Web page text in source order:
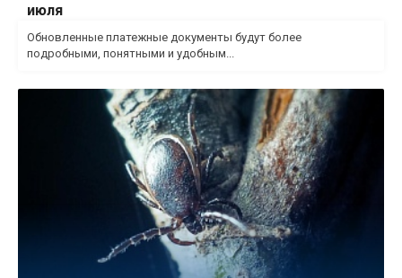
июля
Обновленные платежные документы будут более
подробными, понятными и удобным...